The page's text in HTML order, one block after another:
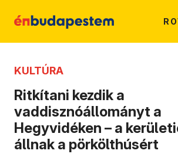
KULTÚRA
Ritkítani kezdik a
vaddisznóállományt a
Hegyvidéken – a
állnak a pörkölthúsért